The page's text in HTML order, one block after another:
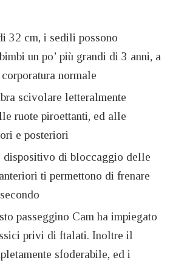
32 cm, i sedili possono
un po’ più grandi di 3 anni, a
normale
scivolare letteralmente
ruote piroettanti, ed alle
e posteriori
di bloccaggio delle
ti permettono di frenare
passeggino Cam ha impiegato
privi di ftalati. Inoltre il
sfoderabile, ed i